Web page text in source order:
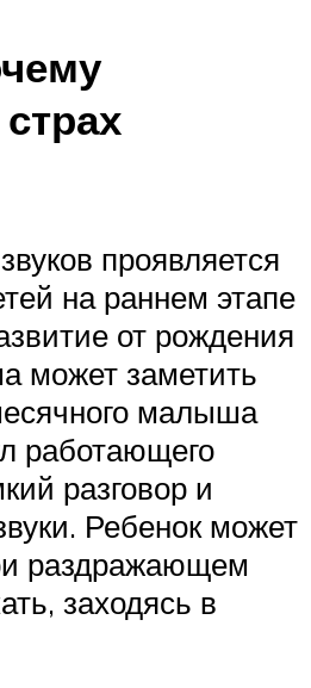
проявляется
на раннем этапе
от рождения
может заметить
малыша
работающего
разговор и
Ребенок может
раздражающем
заходясь в